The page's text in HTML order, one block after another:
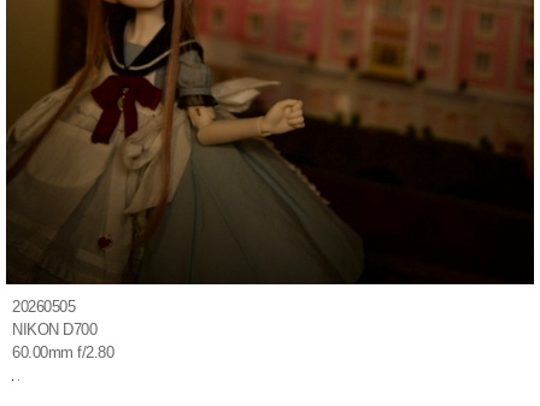
20260505
NIKON D700
60.00mm f/2.80